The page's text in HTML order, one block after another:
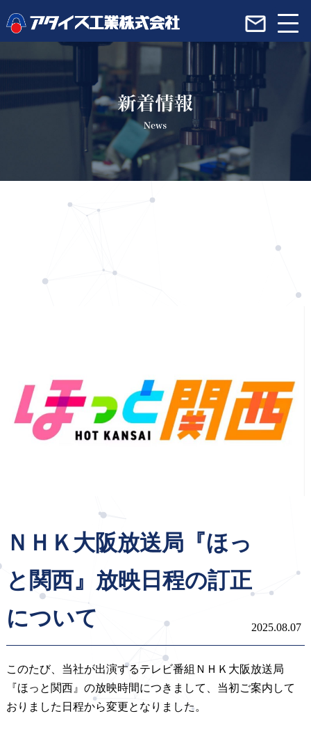
アタイス工業のこだわり
会社概要
製品紹介
サービス紹介
お問い合わせ
ＮＨＫ大阪放送局『ほっ
と関西』放映日程の訂正
について
2025.08.07
このたび、当社が出演するテレビ番組ＮＨＫ大阪放送局
『ほっと関西』の放映時間につきまして、当初ご案内して
おりました日程から変更となりました。